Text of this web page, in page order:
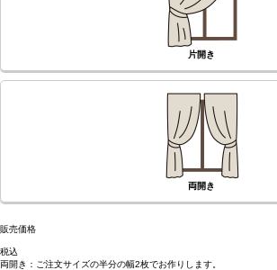
片開き
両開き
販売価格
税込
両開き： ご注文サイズの半分の幅2枚でお作りします。